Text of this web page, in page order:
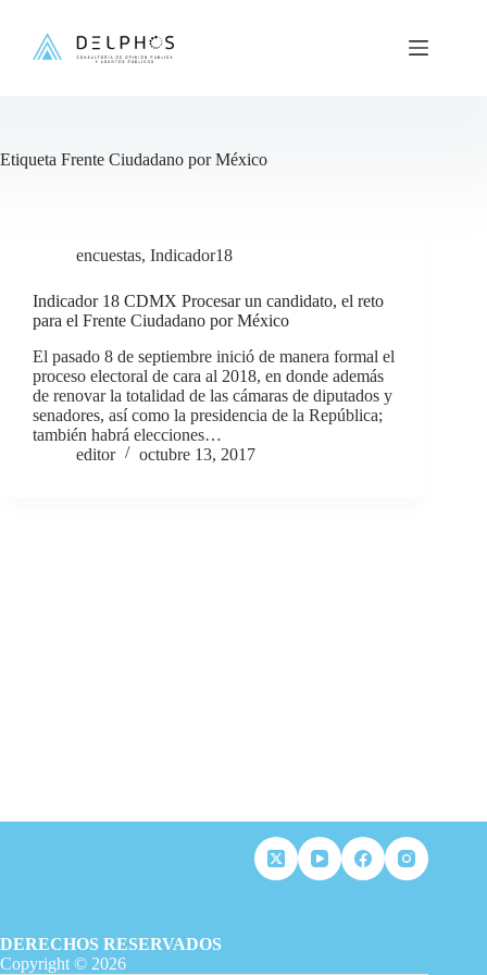
contenido
Etiqueta Frente Ciudadano por México
encuestas, Indicador18
Indicador 18 CDMX Procesar un candidato, el reto
para el Frente Ciudadano por México
El pasado 8 de septiembre inició de manera formal el
proceso electoral de cara al 2018, en donde además
de renovar la totalidad de las cámaras de diputados y
senadores, así como la presidencia de la República;
también habrá elecciones…
editor
octubre 13, 2017
DERECHOS RESERVADOS
Copyright © 2026